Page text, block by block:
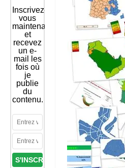
Inscrivez-
vous
maintenant
et
recevez
un e-
mail les
fois où
je
publie
du
contenu.